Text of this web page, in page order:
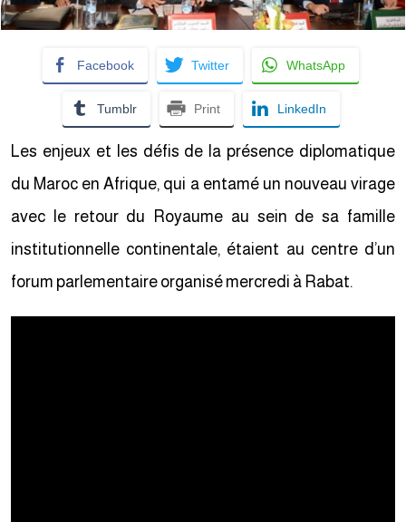
Facebook Twitter WhatsApp
Tumblr Print LinkedIn
Les enjeux et les défis de la présence diplomatique
du Maroc en Afrique, qui a entamé un nouveau virage
avec le retour du Royaume au sein de sa famille
institutionnelle continentale, étaient au centre d’un
forum parlementaire organisé mercredi à Rabat.